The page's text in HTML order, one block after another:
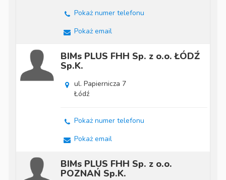
Pokaż numer telefonu
Pokaż email
BIMs PLUS FHH Sp. z o.o. ŁÓDŹ
Sp.K.
ul. Papiernicza 7
Łódź
Pokaż numer telefonu
Pokaż email
BIMs PLUS FHH Sp. z o.o.
POZNAŃ Sp.K.